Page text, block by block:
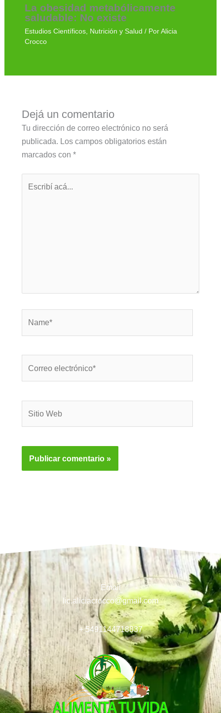
La obesidad metabólicamente
saludable: No existe
Estudios Científicos, Nutrición y Salud / Por Alicia
Crocco
Dejá un comentario
Tu dirección de correo electrónico no será
publicada. Los campos obligatorios están
marcados con *
Email
lic.aliciacrocco@gmail.com
+ 5491144718837